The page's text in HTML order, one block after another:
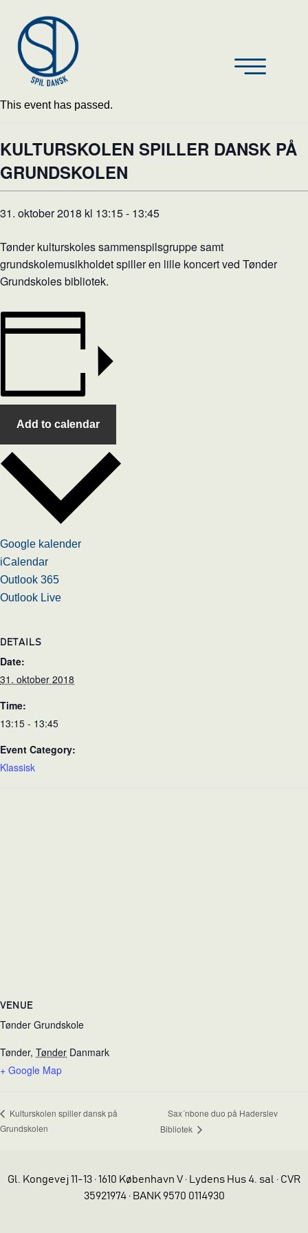
This event has passed.
KULTURSKOLEN SPILLER DANSK PÅ
GRUNDSKOLEN
31. oktober 2018 kl 13:15- 13:45
Tønder kulturskoles sammenspilsgruppe samt
grundskolemusikholdet spiller en lille koncert ved Tønder
Grundskoles bibliotek.
Add to calendar
Google kalender
iCalendar
Outlook 365
Outlook Live
DETAILS
Date:
31. oktober 2018
Time:
13:15 - 13:45
Event Category:
Klassisk
VENUE
Tønder Grundskole
Tønder, Tønder Danmark
+ Google Map
Kulturskolen spiller dansk på
Grundskolen
Sax´nbone duo på Haderslev
Bibliotek
Gl. Kongevej 11-13 · 1610 København V · Lydens Hus 4. sal · CVR
35921974 · BANK 9570 0114930